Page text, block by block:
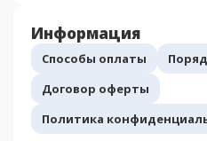
Информация
Способы оплаты
Договор оферты
Политика